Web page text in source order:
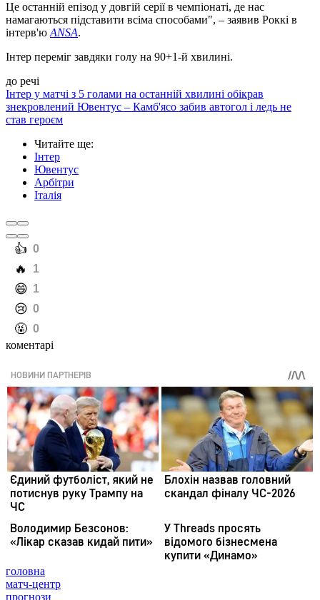
Це останній епізод у довгій серії в чемпіонаті, де нас
намагаються підставити всіма способами", – заявив Роккі в
інтерв'ю ANSA.
Інтер переміг завдяки голу на 90+1-й хвилині.
до речі
Інтер у матчі з 5 голами на останній хвилині обікрав
знекровлений Ювентус – Камб'ясо забив автогол і ледь не
став героєм
Читайте ще:
Інтер
Ювентус
Арбітри
Італія
️👍 0
️🔥 1
️😄 1
️😢 0
️🤬 0
коментарі
головна
матч-центр
прогнози